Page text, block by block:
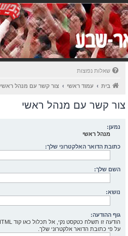
שאלות נפוצות
בית עמוד ראשי צור קשר עם מנהל ראשי
צור קשר עם מנהל ראשי
נמען:
מנהל ראשי
כתובת הדואר האלקטרוני שלך:
השם שלך:
נושא:
גוף ההודעה:
על פי כתובת הדואר אלקטרוני שלך.